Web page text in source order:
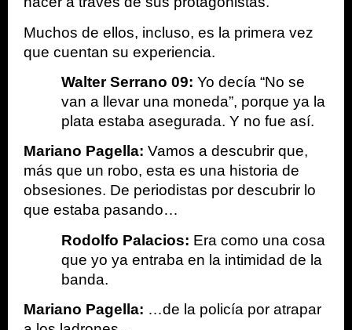
Muchos de ellos, incluso, es la primera vez
que cuentan su experiencia.
Walter Serrano 09: Yo decía “No se
van a llevar una moneda”, porque ya la
plata estaba asegurada. Y no fue así.
Mariano Pagella: Vamos a descubrir que,
más que un robo, esta es una historia de
obsesiones. De periodistas por descubrir lo
que estaba pasando…
Rodolfo Palacios: Era como una cosa
que yo ya entraba en la intimidad de la
banda.
Mariano Pagella: …de la policía por atrapar